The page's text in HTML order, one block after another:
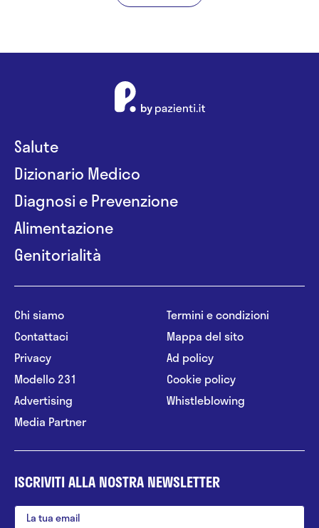
Salute
Dizionario Medico
Diagnosi e Prevenzione
Alimentazione
Genitorialità
Chi siamo
Contattaci
Privacy
Modello 231
Advertising
Media Partner
Termini e condizioni
Mappa del sito
Ad policy
Cookie policy
Whistleblowing
ISCRIVITI ALLA NOSTRA NEWSLETTER